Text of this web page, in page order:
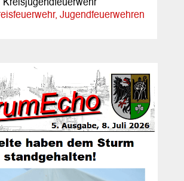
Kreisjugendfeuerwehr
, Jugendfeuerwehren